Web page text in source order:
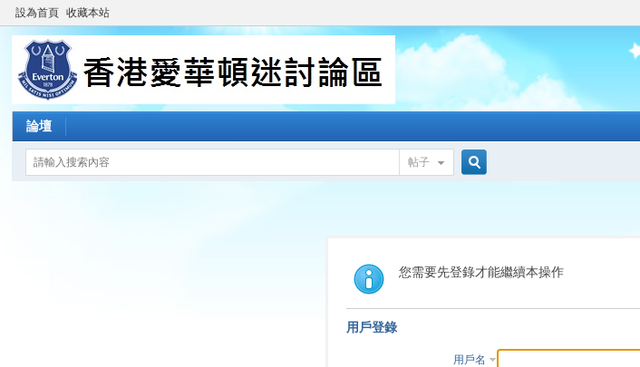
設為首頁 收藏本站
論壇
帖子
索
您需要先登錄才能繼續本操作
用戶登錄
用戶名